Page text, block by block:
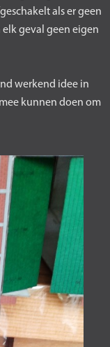
als er geen
geval geen eigen
werkend idee in
kunnen doen om